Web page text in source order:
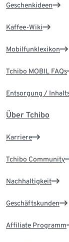
Geschenkideen
Kaffee-Wiki
Mobilfunklexikon
Tchibo MOBIL FAQs
Entsorgung /
Über Tchibo
Karriere
Tchibo Community
Nachhaltigkeit
Geschäftskunden
Affiliate Programm